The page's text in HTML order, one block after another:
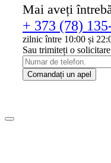
Mai aveți
+ 373 (78)
zilnic între 10:00 și
Sau trimiteți o
Comandați un apel